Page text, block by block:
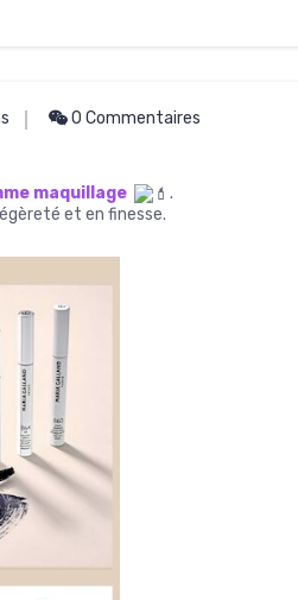
0 Commentaires
maquillage
.
et en finesse.